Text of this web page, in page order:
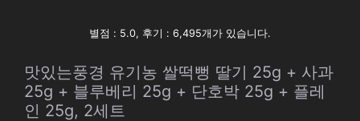
별점 : 5.0, 후기 : 6,495개가 있습니다.
맛있는풍경 유기농 쌀떡뻥 딸기 25g + 사과
25g + 블루베리 25g + 단호박 25g + 플레
인 25g, 2세트